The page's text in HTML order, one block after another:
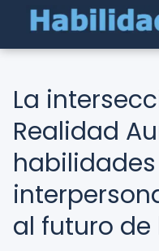
La
Realidad
habilidades
al futuro